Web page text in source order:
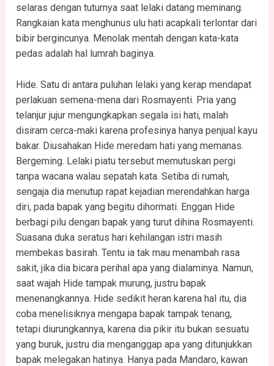
selaras dengan tuturnya saat lelaki datang meminang.
Rangkaian kata menghunus ulu hati acapkali terlontar dari
bibir bergincunya. Menolak mentah dengan kata-kata
pedas adalah hal lumrah baginya.
Hide. Satu di antara puluhan lelaki yang kerap mendapat
perlakuan semena-mena dari Rosmayenti. Pria yang
telanjur jujur mengungkapkan segala isi hati, malah
disiram cerca-maki karena profesinya hanya penjual kayu
bakar. Diusahakan Hide meredam hati yang memanas.
Bergeming. Lelaki piatu tersebut memutuskan pergi
tanpa wacana walau sepatah kata. Setiba di rumah,
sengaja dia menutup rapat kejadian merendahkan harga
diri, pada bapak yang begitu dihormati. Enggan Hide
berbagi pilu dengan bapak yang turut dihina Rosmayenti.
Suasana duka seratus hari kehilangan istri masih
membekas basirah. Tentu ia tak mau menambah rasa
sakit, jika dia bicara perihal apa yang dialaminya. Namun,
saat wajah Hide tampak murung, justru bapak
menenangkannya. Hide sedikit heran karena hal itu, dia
coba menelisiknya mengapa bapak tampak tenang,
tetapi diurungkannya, karena dia pikir itu bukan sesuatu
yang buruk, justru dia menganggap apa yang ditunjukkan
bapak melegakan hatinya. Hanya pada Mandaro, kawan